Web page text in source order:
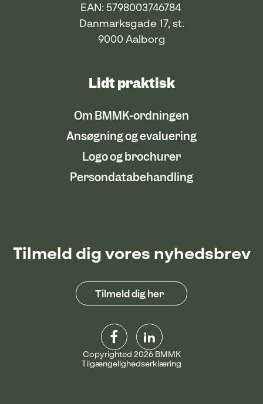
EAN: 5798003746784
Danmarksgade 17, st.
9000 Aalborg
Lidt praktisk
Om BMMK-ordningen
Ansøgning og evaluering
Logo og brochurer
Persondatabehandling
Tilmeld dig vores nyhedsbrev
Tilmeld dig her
Copyrighted 2026 BMMK
Tilgængelighedserklæring